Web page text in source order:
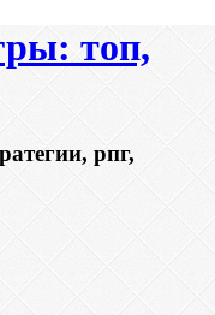
топ,
рпг,